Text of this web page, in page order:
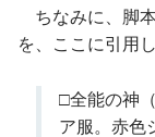
ちなみに、脚
を、ここに引用
□全能の神
ア服。赤色